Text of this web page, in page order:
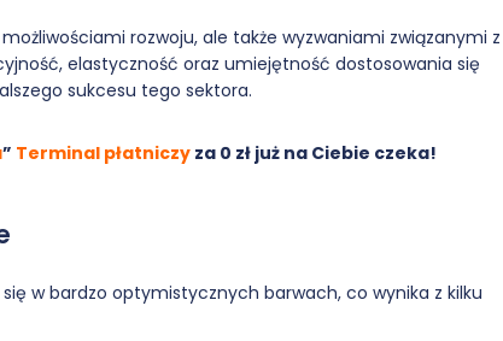
rozwoju, ale także wyzwaniami związanymi z
elastyczność oraz umiejętność dostosowania się
sukcesu tego sektora.
” Terminal płatniczy za 0 zł już na Ciebie czeka!
w bardzo optymistycznych barwach, co wynika z kilku